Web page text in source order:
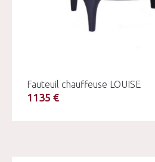
Fauteuil chauffeuse LOUISE
1135 €